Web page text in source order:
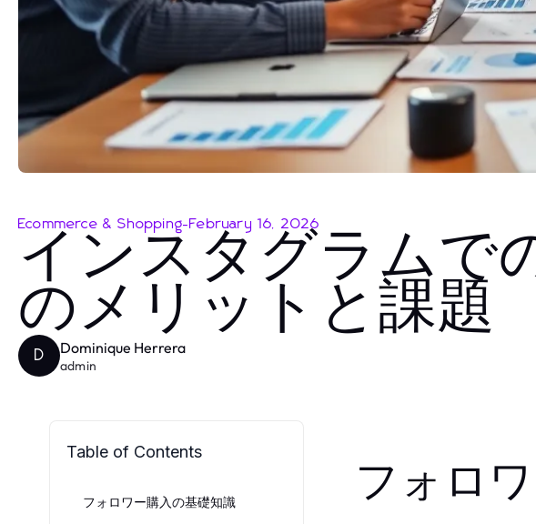
Ecommerce & Shopping-February 16, 2026
インスタグラムで
のメリットと課題
D Dominique Herrera
admin
Table of Contents
フォロワー購入の基礎知識 フォロ